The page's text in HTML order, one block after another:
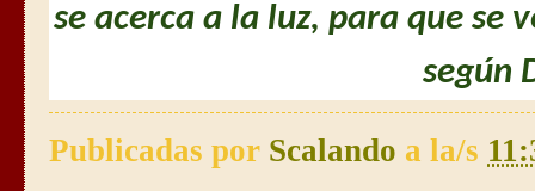
se acerca a la luz, para que se
según
Publicadas por Scalando a la/s